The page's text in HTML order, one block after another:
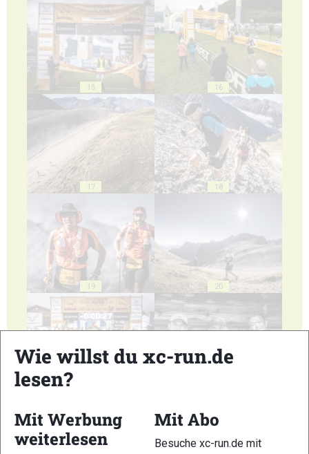
15 16
17 18
19 20
Wie willst du xc-run.de
lesen?
Mit Werbung
weiterlesen
Mit Abo
Besuche xc-run.de mit